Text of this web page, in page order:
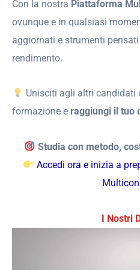
Con la nostra Piattaforma
ovunque e in qualsiasi
aggiornati e strumenti
rendimento.
Unisciti agli altri candidati
formazione e raggiungi il tuo
Studia con metodo,
Accedi ora e inizia a
I Nostri